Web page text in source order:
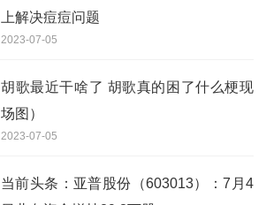
上解决痘痘问题
2023-07-05
胡歌最近干啥了 胡歌真的困了什么梗现
场图）
2023-07-05
当前头条：亚普股份（603013）：7月4